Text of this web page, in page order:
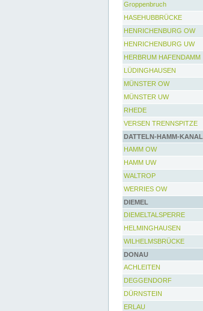
Groppenbruch
HASEHUBBRÜCKE
HENRICHENBURG OW
HENRICHENBURG UW
HERBRUM HAFENDAMM
LÜDINGHAUSEN
MÜNSTER OW
MÜNSTER UW
RHEDE
VERSEN TRENNSPITZE
DATTELN-HAMM-KANAL
HAMM OW
HAMM UW
WALTROP
WERRIES OW
DIEMEL
DIEMELTALSPERRE
HELMINGHAUSEN
WILHELMSBRÜCKE
DONAU
ACHLEITEN
DEGGENDORF
DÜRNSTEIN
ERLAU